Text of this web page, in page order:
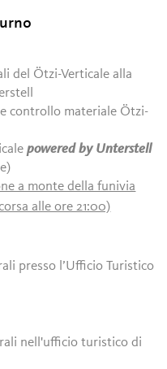
del Ötzi-Verticale alla
controllo materiale Ötzi-
powered by Unterstell
a monte della funivia
alle ore 21:00)
presso l’Ufficio Turistico
nell'ufficio turistico di